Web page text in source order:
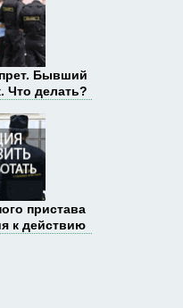
Бывший
Что делать?
пристава
к действию